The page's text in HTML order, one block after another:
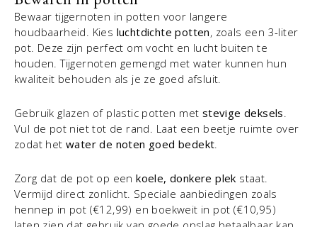
Bewaar tijgernoten in potten voor langere
houdbaarheid. Kies luchtdichte potten, zoals een 3-liter
pot. Deze zijn perfect om vocht en lucht buiten te
houden. Tijgernoten gemengd met water kunnen hun
kwaliteit behouden als je ze goed afsluit.
Gebruik glazen of plastic potten met stevige deksels
Vul de pot niet tot de rand. Laat een beetje ruimte over
zodat hetwater de noten goed bedekt
Zorg dat de pot op eenkoele, donkere plek staat.
Vermijd direct zonlicht. Speciale aanbiedingen zoals
hennep in pot (€12,99) en boekweit in pot (€10,95)